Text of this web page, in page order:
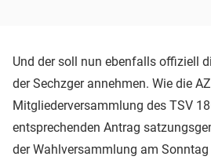
Und der soll nun ebenfalls offiziell
der Sechzger annehmen. Wie die
Mitgliederversammlung des TSV
entsprechenden Antrag
der Wahlversammlung am